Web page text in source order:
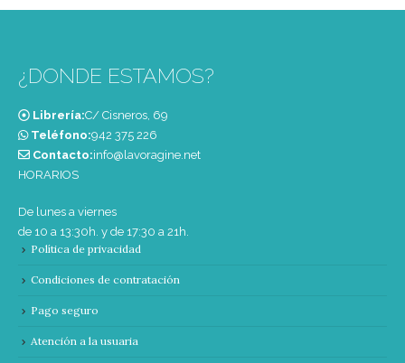
¿DONDE ESTAMOS?
Librería:C/ Cisneros, 69
Teléfono:‭942 375 226‬
Contacto:info@lavoragine.net
HORARIOS
De lunes a viernes
de 10 a 13:30h. y de 17:30 a 21h.
Política de privacidad
Condiciones de contratación
Pago seguro
Atención a la usuaria